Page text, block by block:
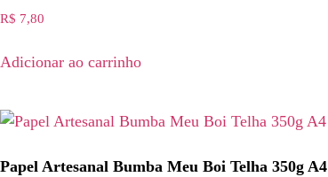
R$ 7,80
Adicionar ao carrinho
Papel Artesanal Bumba Meu Boi Telha 350g A4